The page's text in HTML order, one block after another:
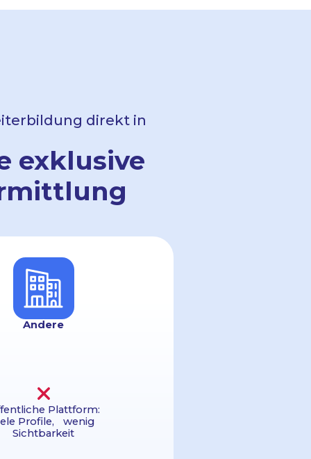
direkt in
exklusive
Andere
Plattform:
Profile, wenig
Sichtbarkeit